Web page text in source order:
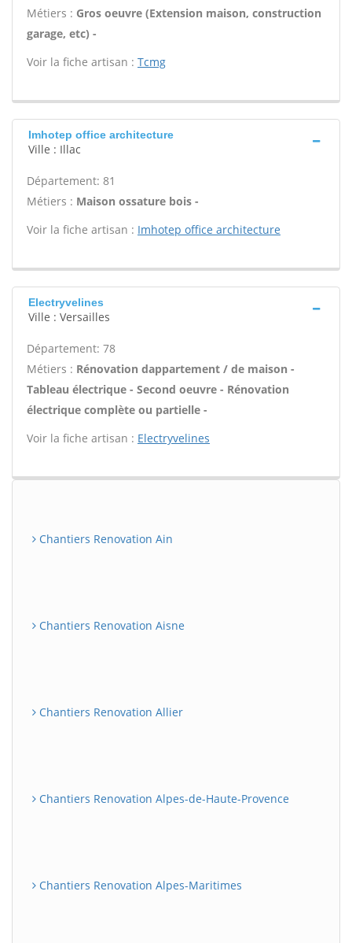
Métiers : Gros oeuvre (Extension maison, construction
garage, etc) -
Voir la fiche artisan : Tcmg
Imhotep office architecture
Ville : Illac
Département: 81
Métiers : Maison ossature bois -
Voir la fiche artisan : Imhotep office architecture
Electryvelines
Ville : Versailles
Département: 78
Métiers : Rénovation dappartement / de maison -
Tableau électrique - Second oeuvre - Rénovation
électrique complète ou partielle -
Voir la fiche artisan : Electryvelines
Chantiers Renovation Ain
Chantiers Renovation Aisne
Chantiers Renovation Allier
Chantiers Renovation Alpes-de-Haute-Provence
Chantiers Renovation Alpes-Maritimes